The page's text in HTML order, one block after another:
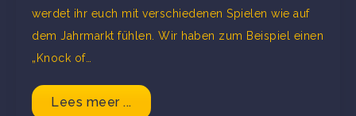
werdet ihr euch mit verschiedenen Spielen wie auf
dem Jahrmarkt fühlen. Wir haben zum Beispiel einen
„Knock of…
Lees meer ...